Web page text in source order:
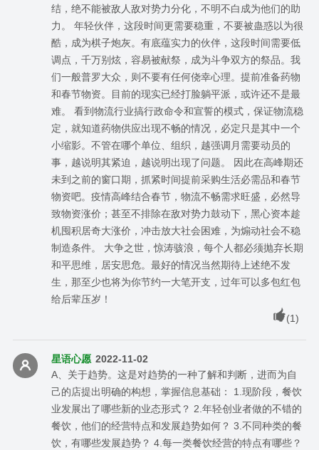
结，绝不能被敌人敌对势力分化，不明不白成为他们的助
力。 年轻伙伴，这段时间更需要稳重，不要被蛊惑以为很
酷，成为棋子炮灰。有底蕴实力的伙伴，这段时间需要低
调点，千万别炫，容易被献祭，成为斗争双方的祭品。我
们一般普罗大众，则不要有任何侥幸心理。提前准备药物
和春节物资。目前的现实已经打脸躺平派，或许还不是最
难。 看到物流行业搞行政命令和宣誓的模式，保证物流稳
定，就知道药物供应出现不畅的情况，必定只是其中一个
小缩影。不管在哪个单位、组织，越强调月需要动员的
事，越说明其紧迫，越说明出现了问题。 因此在高峰期还
未到之前的窗口期，抓紧时间提前采购生活必需品和春节
物资吧。疫情高峰结合春节，物流不畅需求旺盛，必然导
致物资涨价；甚至不排除在敌对势力鼓动下，黑心资本趁
机囤积居奇大涨价，冲击放大社会困难，为煽动社会不稳
制造条件。 大争之世，惊涛骇浪，每个人都必须抛弃长期
和平思维，居安思危。最好的情况当然期待上述绝不发
生，那至少也将为你节约一大笔开支，过年可以多包红包
给后辈压岁！
(1)
星语心愿 2022-11-02
A、关于趋势。这是对趋势的一种了解和判断，进而为自
己的店提出明确的构想，掌握信息基础： 1.现阶段，餐饮
业发展出了哪些新的业态形式？ 2.年轻创业者做的不错的
餐饮，他们的经营特点和发展趋势如何？ 3.不同种类的餐
饮，有哪些发展趋势？ 4.每一类餐饮经营的特点有哪些？